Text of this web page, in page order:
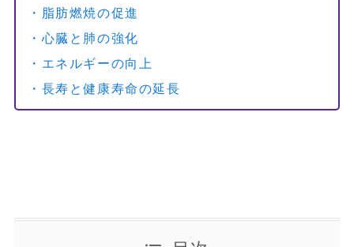
・脂肪燃焼の促進
・心臓と肺の強化
・エネルギーの向上
・長寿と健康寿命の延長